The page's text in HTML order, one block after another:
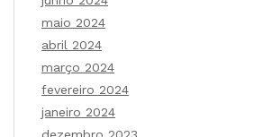
maio 2024
abril 2024
março 2024
fevereiro 2024
janeiro 2024